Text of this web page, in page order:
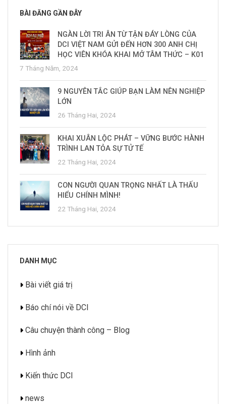
BÀI ĐĂNG GẦN ĐÂY
NGÀN LỜI TRI ÂN TỪ TẬN ĐÁY LÒNG CỦA
DCI VIỆT NAM GỬI ĐẾN HƠN 300 ANH CHỊ
HỌC VIÊN KHÓA KHAI MỞ TÂM THỨC – K01
7 Tháng Năm, 2024
9 NGUYÊN TẮC GIÚP BẠN LÀM NÊN NGHIỆP
LỚN
26 Tháng Hai, 2024
KHAI XUÂN LỘC PHÁT – VỮNG BƯỚC HÀNH
TRÌNH LAN TỎA SỰ TỬ TẾ
22 Tháng Hai, 2024
CON NGƯỜI QUAN TRỌNG NHẤT LÀ THẤU
HIỂU CHÍNH MÌNH!
22 Tháng Hai, 2024
DANH MỤC
Bài viết giá trị
Báo chí nói về DCI
Câu chuyện thành công – Blog
Hình ảnh
Kiến thức DCI
news